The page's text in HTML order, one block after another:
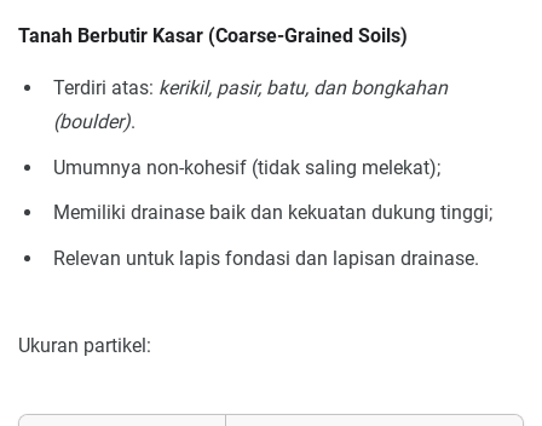
Tanah Berbutir Kasar (Coarse-Grained Soils)
Terdiri atas: kerikil, pasir, batu, dan bongkahan
(boulder).
Umumnya non-kohesif (tidak saling melekat);
Memiliki drainase baik dan kekuatan dukung tinggi;
Relevan untuk lapis fondasi dan lapisan drainase.
Ukuran partikel: